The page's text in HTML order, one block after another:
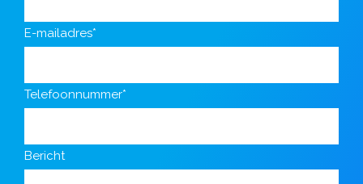
E-mailadres*
Telefoonnummer*
Bericht